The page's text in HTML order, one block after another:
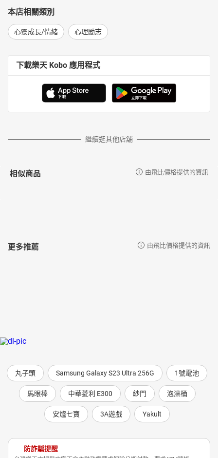
本店相關類別
心靈成長/情緒 心理勵志
下載樂天 Kobo 應用程式
繼續逛其他店舖
相似商品 由飛比價格提供的資訊
更多推薦 由飛比價格提供的資訊
丸子頭 Samsung Galaxy S23 Ultra 256G 1號電池
馬眼棒 中華菱利 E300 紗門 泡澡桶
安爐七寶 3A遊戲 Yakult
防詐騙提醒